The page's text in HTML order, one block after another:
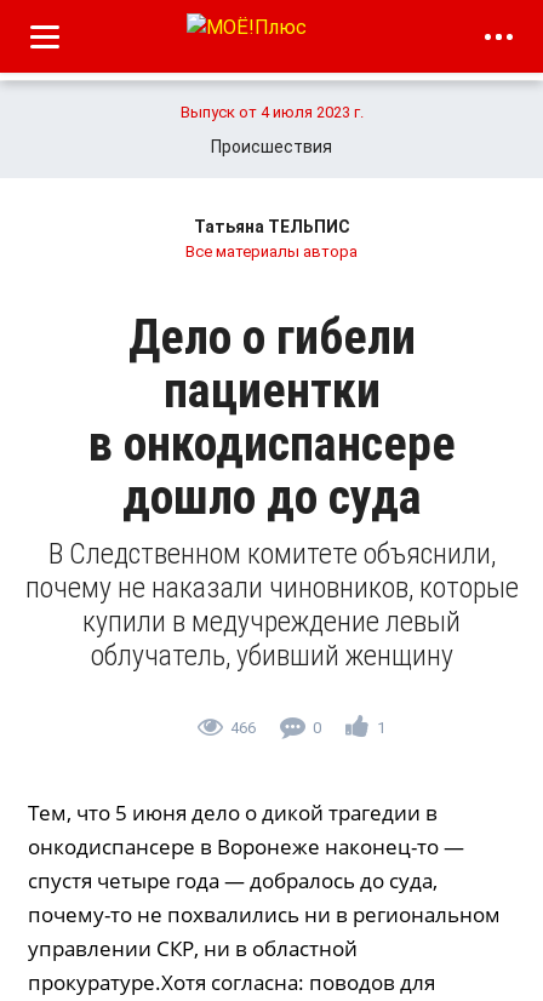
Выпуск от 4 июля 2023 г.
Происшествия
Татьяна ТЕЛЬПИС
Все материалы автора
Дело о гибели
пациентки
в онкодиспансере
дошло до суда
В Следственном комитете объяснили,
почему не наказали чиновников, которые
купили в медучреждение левый
облучатель, убивший женщину
466 0 1
Тем, что 5 июня дело о дикой трагедии в
онкодиспансере в Воронеже наконец-то —
спустя четыре года — добралось до суда,
почему-то не похвалились ни в региональном
управлении СКР, ни в областной
прокуратуре.Хотя согласна: поводов для